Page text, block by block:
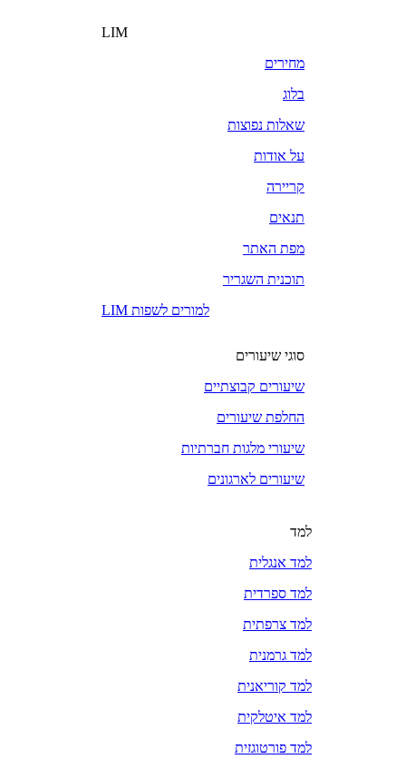
LIM
מחירים
בלוג
שאלות נפוצות
על אודות
קריירה
תנאים
מפת האתר
תוכנית השגריר
LIM למורים לשפות
סוגי שיעורים
שיעורים קבוצתיים
החלפת שיעורים
שיעורי מלגות חברתיות
שיעורים לארגונים
למד
למד אנגלית
למד ספרדית
למד צרפתית
למד גרמנית
למד קוריאנית
למד איטלקית
למד פורטוגזית